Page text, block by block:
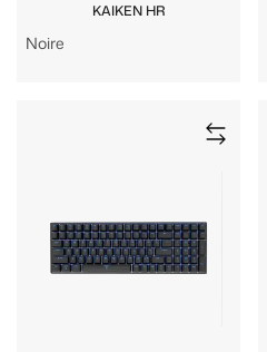
KAIKEN HR
Noire